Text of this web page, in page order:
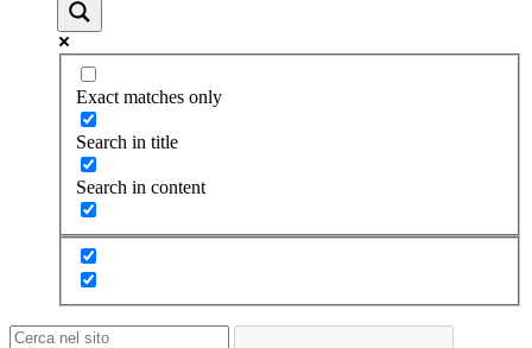
Exact matches only
Search in title
Search in content